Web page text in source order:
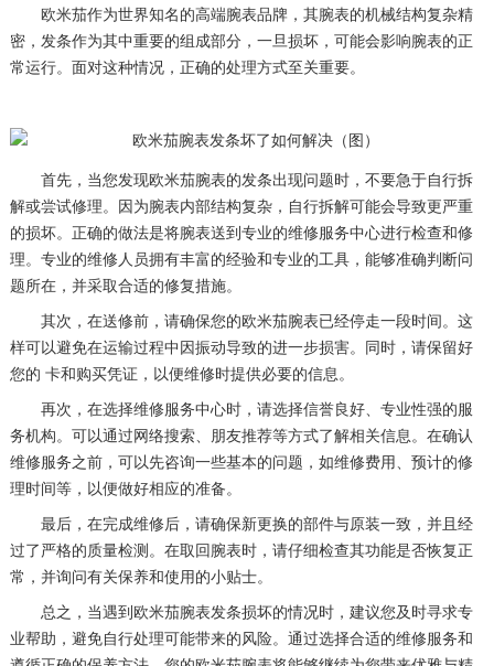
欧米茄作为世界知名的高端腕表品牌，其腕表的机械结构复杂精
密，发条作为其中重要的组成部分，一旦损坏，可能会影响腕表的正
常运行。面对这种情况，正确的处理方式至关重要。
首先，当您发现欧米茄腕表的发条出现问题时，不要急于自行拆
解或尝试修理。因为腕表内部结构复杂，自行拆解可能会导致更严重
的损坏。正确的做法是将腕表送到专业的维修服务中心进行检查和修
理。专业的维修人员拥有丰富的经验和专业的工具，能够准确判断问
题所在，并采取合适的修复措施。
其次，在送修前，请确保您的欧米茄腕表已经停走一段时间。这
样可以避免在运输过程中因振动导致的进一步损害。同时，请保留好
您的 卡和购买凭证，以便维修时提供必要的信息。
再次，在选择维修服务中心时，请选择信誉良好、专业性强的服
务机构。可以通过网络搜索、朋友推荐等方式了解相关信息。在确认
维修服务之前，可以先咨询一些基本的问题，如维修费用、预计的修
理时间等，以便做好相应的准备。
最后，在完成维修后，请确保新更换的部件与原装一致，并且经
过了严格的质量检测。在取回腕表时，请仔细检查其功能是否恢复正
常，并询问有关保养和使用的小贴士。
总之，当遇到欧米茄腕表发条损坏的情况时，建议您及时寻求专
业帮助，避免自行处理可能带来的风险。通过选择合适的维修服务和